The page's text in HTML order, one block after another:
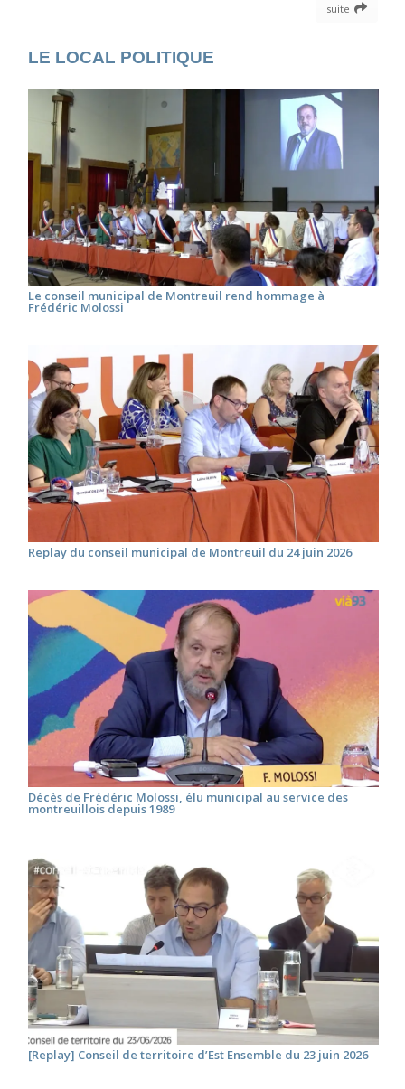
suite
LE LOCAL POLITIQUE
Le conseil municipal de Montreuil rend hommage à
Frédéric Molossi
Replay du conseil municipal de Montreuil du 24 juin 2026
Décès de Frédéric Molossi, élu municipal au service des
montreuillois depuis 1989
[Replay] Conseil de territoire d’Est Ensemble du 23 juin 2026